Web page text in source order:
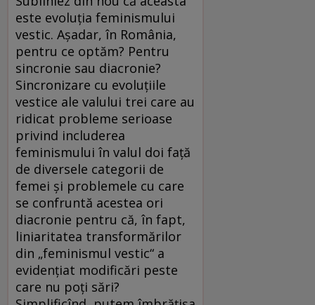
este evoluţia feminismului
vestic. Aşadar, în România,
pentru ce optăm? Pentru
sincronie sau diacronie?
Sincronizare cu evoluţiile
vestice ale valului trei care au
ridicat probleme serioase
privind includerea
feminismului în valul doi faţă
de diversele categorii de
femei şi problemele cu care
se confruntă acestea ori
diacronie pentru că, în fapt,
liniaritatea transformărilor
din „feminismul vestic“ a
evidenţiat modificări peste
care nu poţi sări?